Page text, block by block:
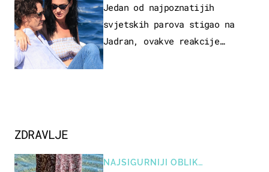
Jedan od najpoznatijih
svjetskih parova stigao na
Jadran, ovakve reakcije
ZDRAVLJE
NAJSIGURNIJI OBLIK